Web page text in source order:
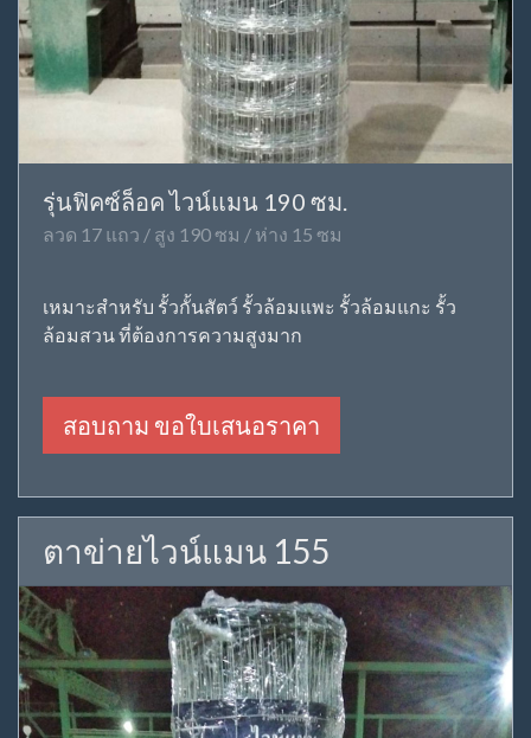
รุ่นฟิคซ์ล็อค ไวน์แมน 190 ซม.
ลวด 17 แถว / สูง 190 ซม / ห่าง 15 ซม
เหมาะสำหรับ รั้วกั้นสัตว์ รั้วล้อมแพะ รั้วล้อมแกะ รั้ว
ล้อมสวน ที่ต้องการความสูงมาก
สอบถาม ขอใบเสนอราคา
ตาข่ายไวน์แมน 155